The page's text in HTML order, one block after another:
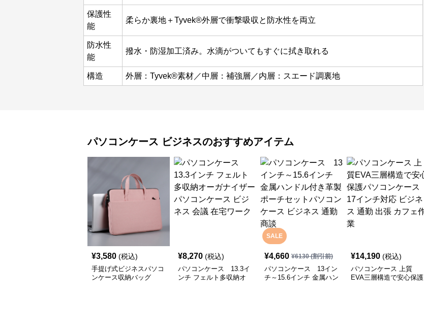
保護性
能
柔らか裏地＋Tyvek®外層で衝撃吸収と防水性を両立
防水性
能
撥水・防湿加工済み。水滴がついてもすぐに拭き取れる
構造 外層：Tyvek®素材／中層：補強層／内層：スエード調裏地
パソコンケース ビジネスのおすすめアイテム
¥3,580 (税込)
手提げ式ビジネスパソコ
ンケース収納バッグ
¥8,270 (税込)
パソコンケース 13.3イ
ンチ フェルト多収納オ
SALE
¥4,660 ¥6130(割引前)
パソコンケース 13イン
チ～15.6インチ 金属ハン
¥14,190 (税込)
パソコンケース 上質
EVA三層構造で安心保護